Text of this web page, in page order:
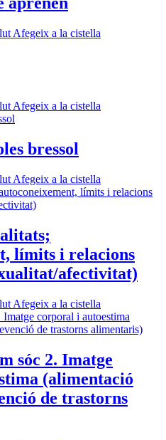
Afegeix a la cistella
Afegeix a la cistella
bressol
Afegeix a la cistella
límits i relacions
afectivitat)
Afegeix a la cistella
sóc 2. Imatge
(alimentació
de trastorns